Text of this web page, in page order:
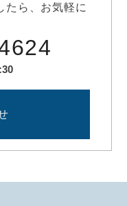
たら、お気軽に